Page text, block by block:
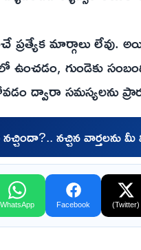
ప్రత్యేక మార్గాలు
గుండెకు
ద్వారా సమస్యలను
నచ్చిన వార్తలను
WhatsApp Facebook (Twitter)